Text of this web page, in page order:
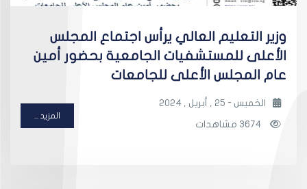
وزير التعليم العالي يرأس اجتماع المجلس
الأعلى للمستشفيات الجامعية بحضور أمين
عام المجلس الأعلى للجامعات
الخميس - 25 , أبريل , 2024
المزيد ...